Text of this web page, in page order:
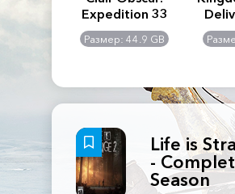
Expedition 33
Размер: 44.9 GB
Life is
-
Season